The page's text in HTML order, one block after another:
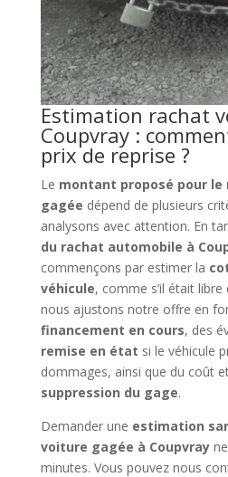
Estimation rachat
Coupvray :
prix de reprise ?
Le montant proposé pour le
gagée dépend de plusieurs
analysons avec attention. En
du rachat automobile à
commençons par estimer la
véhicule, comme s’il était
nous ajustons notre offre en
financement en cours, des
remise en état si le véhicule
dommages, ainsi que du coût
suppression du gage.
Demander une estimation
voiture gagée à Coupvrayne
minutes. Vous pouvez nous